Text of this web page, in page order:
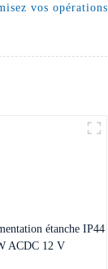
vos opérations